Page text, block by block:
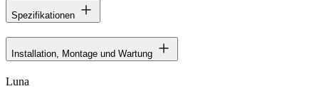
Spezifikationen
Installation, Montage und Wartung
Luna